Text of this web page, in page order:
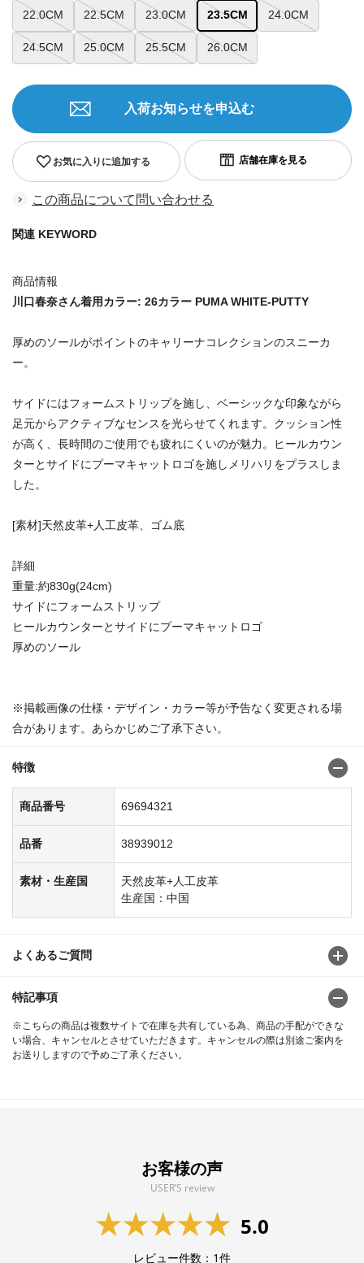
22.0CM 22.5CM 23.0CM 23.5CM 24.0CM
24.5CM 25.0CM 25.5CM 26.0CM
お気に入りに追加する
入荷お知らせを申込む
この商品について問い合わせる
関連 KEYWORD
商品情報
川口春奈さん着用カラー: 26カラー PUMA WHITE-PUTTY
厚めのソールがポイントのキャリーナコレクションのスニーカ
ー。
サイドにはフォームストリップを施し、ベーシックな印象ながら
足元からアクティブなセンスを光らせてくれます。クッション性
が高く、長時間のご使用でも疲れにくいのが魅力。ヒールカウン
ターとサイドにプーマキャットロゴを施しメリハリをプラスしま
した。
[素材]天然皮革+人工皮革、ゴム底
詳細
重量:約830g(24cm)
サイドにフォームストリップ
ヒールカウンターとサイドにプーマキャットロゴ
厚めのソール
※掲載画像の仕様・デザイン・カラー等が予告なく変更される場
合があります。あらかじめご了承下さい。
特徴
商品番号 69694321
品番 38939012
素材・生産国
天然皮革+人工皮革
生産国：中国
よくあるご質問
特記事項
※こちらの商品は複数サイトで在庫を共有している為、商品の手配ができな
い場合、キャンセルとさせていただきます。キャンセルの際は別途ご案内を
お送りしますので予めご了承ください。
お客様の声
USER’S review
5.0
レビュー件数： 1件